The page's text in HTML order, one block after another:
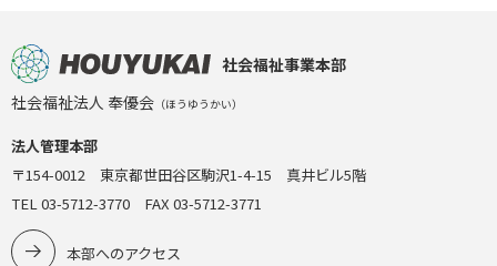
社会福祉事業本部
社会福祉法人 奉優会 （ほうゆうかい）
法人管理本部
〒154-0012 東京都世田谷区駒沢1-4-15 真井ビル5階
TEL 03-5712-3770 FAX 03-5712-3771
本部へのアクセス